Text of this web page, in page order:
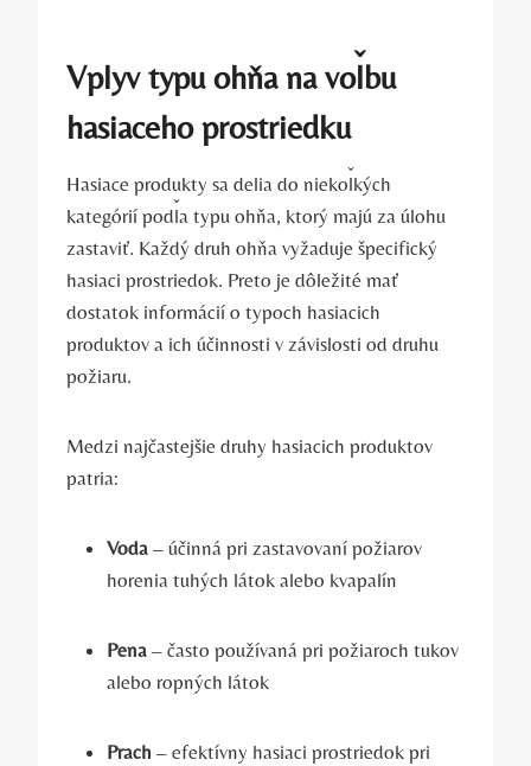
Vplyv typu ohňa na voľbu
hasiaceho prostriedku
Hasiace produkty sa delia do niekoľkých
kategórií podľa typu ohňa, ktorý majú za úlohu
zastaviť. Každý druh ohňa vyžaduje špecifický
hasiaci prostriedok. Preto je dôležité mať
dostatok informácií o typoch hasiacich
produktov a ich účinnosti v závislosti od druhu
požiaru.
Medzi najčastejšie druhy hasiacich produktov
patria:
Voda – účinná pri zastavovaní požiarov
horenia tuhých látok alebo kvapalín
Pena – často používaná pri požiaroch tukov
alebo ropných látok
Prach – efektívny hasiaci prostriedok pri